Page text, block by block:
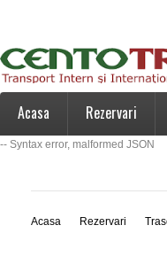
Acasa Rezervari
-- Syntax error, malformed JSON
Acasa Rezervari